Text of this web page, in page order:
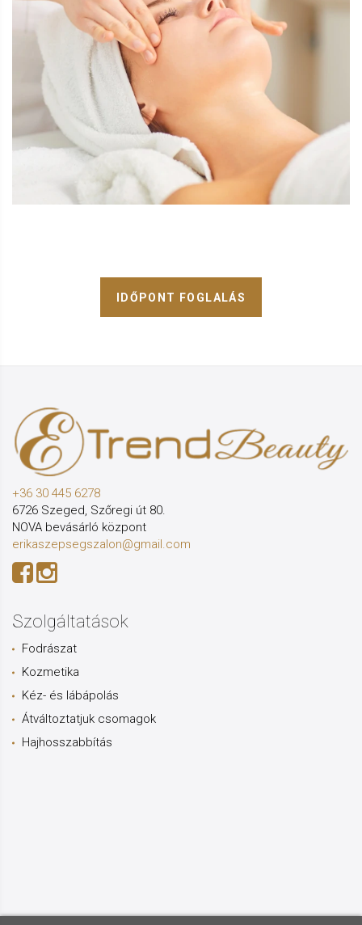
IDŐPONT FOGLALÁS
+36 30 445 6278
6726 Szeged, Szőregi út 80.
NOVA bevásárló központ
erikaszepsegszalon@gmail.com
Szolgáltatások
Fodrászat
Kozmetika
Kéz- és lábápolás
Átváltoztatjuk csomagok
Hajhosszabbítás